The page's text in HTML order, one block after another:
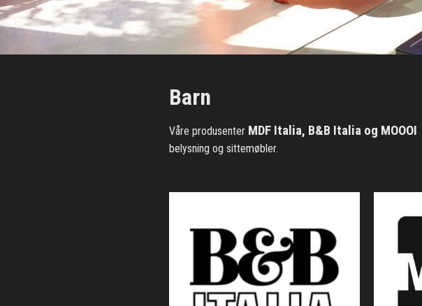
Barn
Våre produsenter MDF Italia, B&B Italia og MOOOI
belysning og sittemøbler.